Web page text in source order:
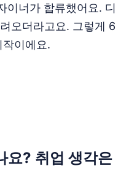
이너가 합류했어요. 디
오더라고요. 그렇게 6
이에요.
요? 취업 생각은